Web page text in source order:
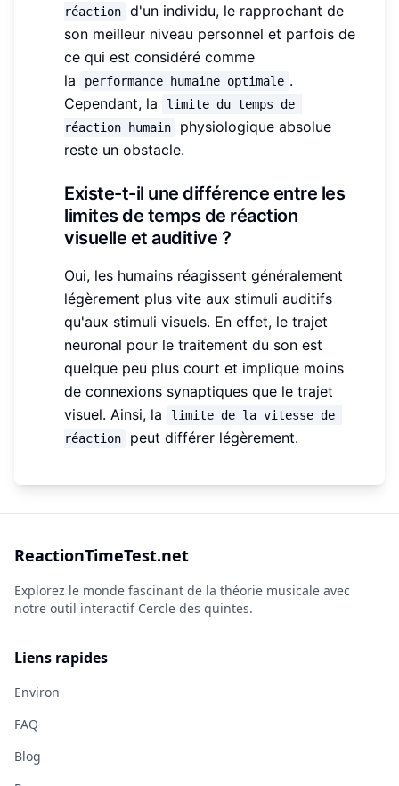
réaction
d'un individu, le rapprochant de
son meilleur niveau personnel et parfois de
ce qui est considéré comme
la
performance humaine optimale .
Cependant, la
limite du temps de
réaction humain
physiologique absolue
reste un obstacle.
Existe-t-il une différence entre les
limites de temps de réaction
visuelle et auditive ?
Oui, les humains réagissent généralement
légèrement plus vite aux stimuli auditifs
qu'aux stimuli visuels. En effet, le trajet
neuronal pour le traitement du son est
quelque peu plus court et implique moins
de connexions synaptiques que le trajet
visuel. Ainsi, la
limite de la vitesse de
réaction
peut différer légèrement.
ReactionTimeTest.net
Explorez le monde fascinant de la théorie musicale avec
notre outil interactif Cercle des quintes.
Liens rapides
Environ
FAQ
Blog